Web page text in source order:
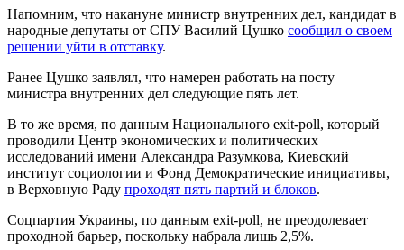
Напомним, что накануне министр внутренних дел, кандидат в
народные депутаты от СПУ Василий Цушко сообщил о своем
решении уйти в отставку.
Ранее Цушко заявлял, что намерен работать на посту
министра внутренних дел следующие пять лет.
В то же время, по данным Национального exit-poll, который
проводили Центр экономических и политических
исследований имени Александра Разумкова, Киевский
институт социологии и Фонд Демократические инициативы,
в Верховную Раду проходят пять партий и блоков.
Соцпартия Украины, по данным exit-poll, не преодолевает
проходной барьер, поскольку набрала лишь 2,5%.